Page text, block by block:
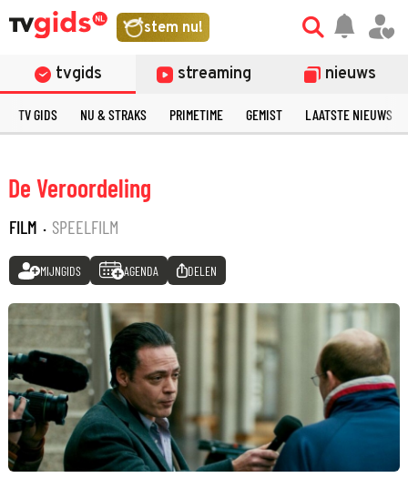
stem nu!
tvgids streaming nieuws
TV GIDS NU & STRAKS PRIMETIME GEMIST LAATSTE NIEUWS
De Veroordeling
FILM · SPEELFILM
MIJNGIDS AGENDA DELEN